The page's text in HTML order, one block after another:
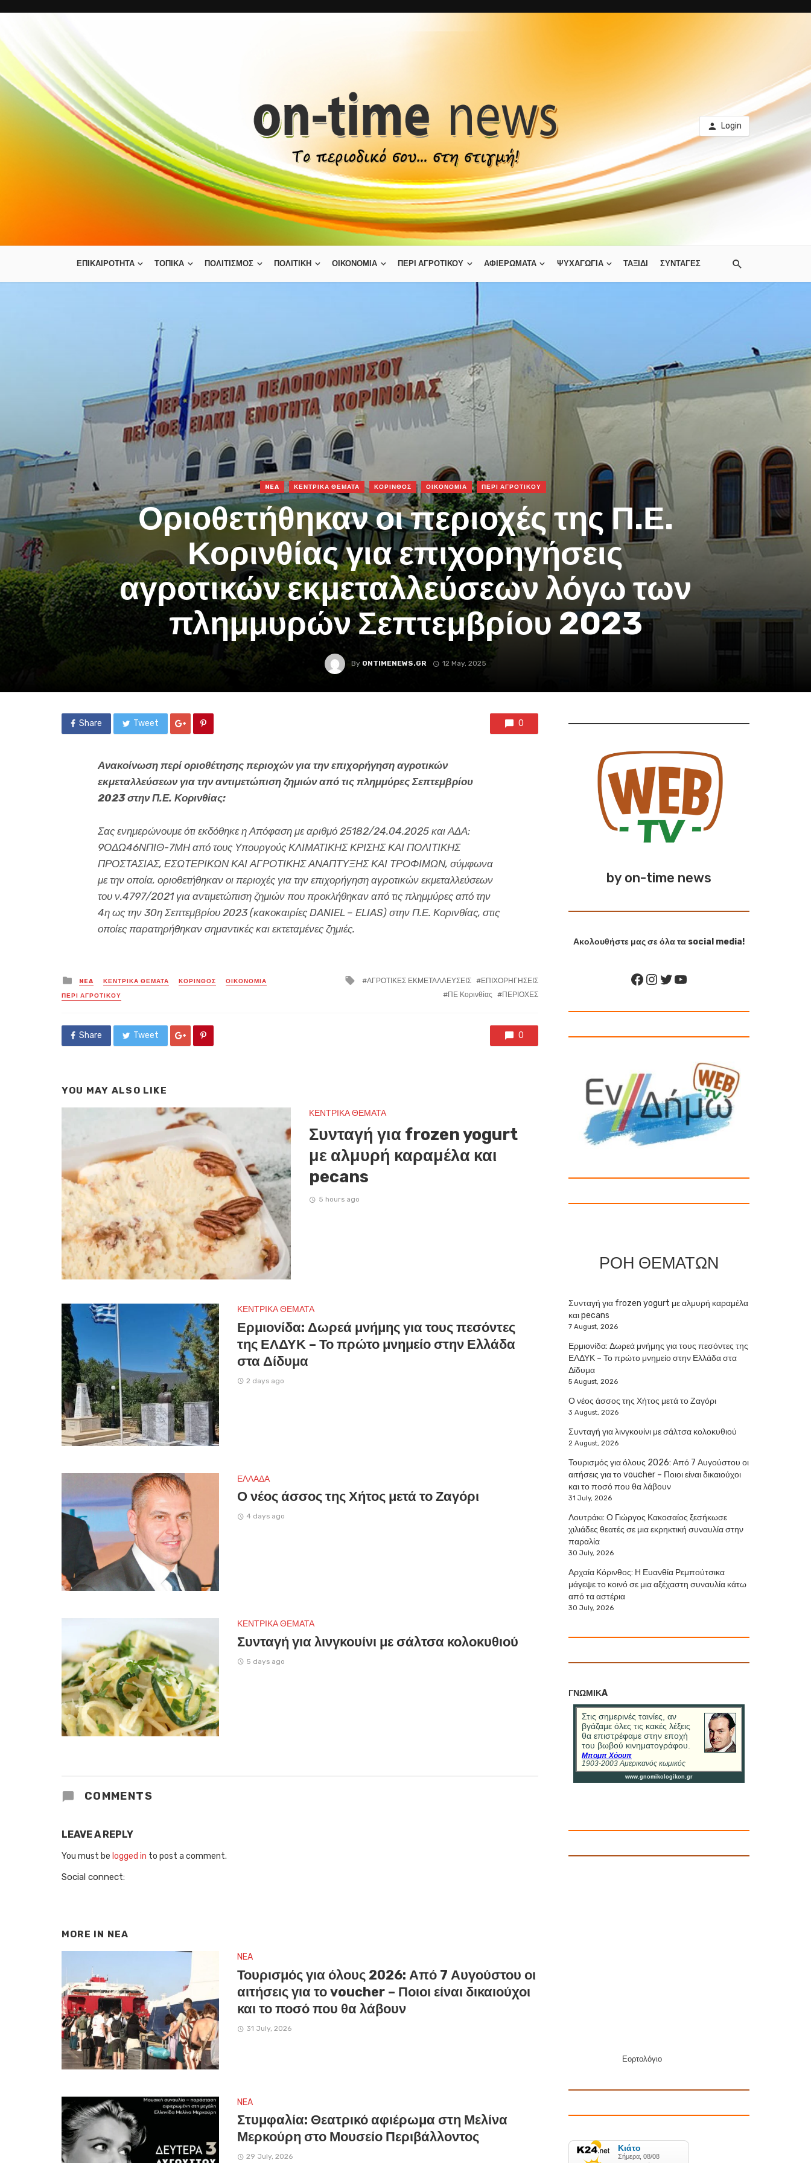
Login
ΕΠΙΚΑΙΡΟΤΗΤΑ ΤΟΠΙΚΑ ΠΟΛΙΤΙΣΜΟΣ ΠΟΛΙΤΙΚΗ ΟΙΚΟΝΟΜΙΑ ΠΕΡΙ ΑΓΡΟΤΙΚΟΥ ΑΦΙΕΡΩΜΑΤΑ ΨΥΧΑΓΩΓΙΑ ΤΑΞΙΔΙ ΣΥΝΤΑΓΕΣ
NEA ΚΕΝΤΡΙΚΑ ΘΕΜΑΤΑ ΚΟΡΙΝΘΟΣ ΟΙΚΟΝΟΜΙΑ ΠΕΡΙ ΑΓΡΟΤΙΚΟΥ
Οριοθετήθηκαν οι περιοχές της Π.Ε.
Κορινθίας για επιχορηγήσεις
αγροτικών εκμεταλλεύσεων λόγω των
πλημμυρών Σεπτεμβρίου 2023
By ONTIMENEWS.GR 12 May, 2025
Share Tweet 0
Ανακοίνωση περί οριοθέτησης περιοχών για την επιχορήγηση αγροτικών
εκμεταλλεύσεων για την αντιμετώπιση ζημιών από τις πλημμύρες Σεπτεμβρίου
2023 στην Π.Ε. Κορινθίας:
Σας ενημερώνουμε ότι εκδόθηκε η Απόφαση με αριθμό 25182/24.04.2025 και ΑΔΑ:
9ΟΔΩ46ΝΠΙΘ-7ΜΗ από τους Υπουργούς ΚΛΙΜΑΤΙΚΗΣ ΚΡΙΣΗΣ ΚΑΙ ΠΟΛΙΤΙΚΗΣ
ΠΡΟΣΤΑΣΙΑΣ, ΕΣΩΤΕΡΙΚΩΝ ΚΑΙ ΑΓΡΟΤΙΚΗΣ ΑΝΑΠΤΥΞΗΣ ΚΑΙ ΤΡΟΦΙΜΩΝ, σύμφωνα
με την οποία, οριοθετήθηκαν οι περιοχές για την επιχορήγηση αγροτικών εκμεταλλεύσεων
του ν.4797/2021 για αντιμετώπιση ζημιών που προκλήθηκαν από τις πλημμύρες από την
4η ως την 30η Σεπτεμβρίου 2023 (κακοκαιρίες DANIEL – ELIAS) στην Π.Ε. Κορινθίας, στις
οποίες παρατηρήθηκαν σημαντικές και εκτεταμένες ζημιές.
Posted
in
NEA ΚΕΝΤΡΙΚΑ ΘΕΜΑΤΑ ΚΟΡΙΝΘΟΣ
ΟΙΚΟΝΟΜΙΑ
ΠΕΡΙ ΑΓΡΟΤΙΚΟΥ
Tagged
ΑΓΡΟΤΙΚΕΣ ΕΚΜΕΤΑΛΛΕΥΣΕΙΣ
ΕΠΙΧΟΡΗΓΗΣΕΙΣ
ΠΕ Κορινθίας
ΠΕΡΙΟΧΕΣ
Share Tweet 0
YOU MAY ALSO LIKE
ΚΕΝΤΡΙΚΑ ΘΕΜΑΤΑ
Συνταγή για frozen yogurt
με αλμυρή καραμέλα και
pecans
5 hours ago
ΚΕΝΤΡΙΚΑ ΘΕΜΑΤΑ
Ερμιονίδα: Δωρεά μνήμης για τους πεσόντες
της ΕΛΔΥΚ – Το πρώτο μνημείο στην Ελλάδα
στα Δίδυμα
2 days ago
ΕΛΛΑΔΑ
Ο νέος άσσος της Χήτος μετά το Ζαγόρι
4 days ago
ΚΕΝΤΡΙΚΑ ΘΕΜΑΤΑ
Συνταγή για λινγκουίνι με σάλτσα κολοκυθιού
5 days ago
COMMENTS
LEAVE A REPLY
You must be logged in to post a comment.
Social connect:
MORE IN NEA
NEA
Τουρισμός για όλους 2026: Από 7 Αυγούστου οι
αιτήσεις για το voucher – Ποιοι είναι δικαιούχοι
και το ποσό που θα λάβουν
31 July, 2026
NEA
Στυμφαλία: Θεατρικό αφιέρωμα στη Μελίνα
Μερκούρη στο Μουσείο Περιβάλλοντος
29 July, 2026
by on-time news
Ακολουθήστε μας σε όλα τα social media!
ΡΟΗ ΘΕΜΑΤΩΝ
Συνταγή για frozen yogurt με αλμυρή καραμέλα
και pecans
7 August, 2026
Ερμιονίδα: Δωρεά μνήμης για τους πεσόντες της
ΕΛΔΥΚ – Το πρώτο μνημείο στην Ελλάδα στα
Δίδυμα
5 August, 2026
Ο νέος άσσος της Χήτος μετά το Ζαγόρι
3 August, 2026
Συνταγή για λινγκουίνι με σάλτσα κολοκυθιού
2 August, 2026
Τουρισμός για όλους 2026: Από 7 Αυγούστου οι
αιτήσεις για το voucher – Ποιοι είναι δικαιούχοι
και το ποσό που θα λάβουν
31 July, 2026
Λουτράκι: Ο Γιώργος Κακοσαίος ξεσήκωσε
χιλιάδες θεατές σε μια εκρηκτική συναυλία στην
παραλία
30 July, 2026
Αρχαία Κόρινθος: Η Ευανθία Ρεμπούτσικα
μάγεψε το κοινό σε μια αξέχαστη συναυλία κάτω
από τα αστέρια
30 July, 2026
ΓΝΩΜΙΚA
Εορτολόγιο